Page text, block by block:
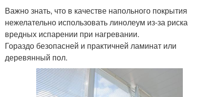
Важно знать, что в качестве напольного покрытия
нежелательно использовать линолеум из-за риска
вредных испарении при нагревании.
Гораздо безопасней и практичней ламинат или
деревянный пол.